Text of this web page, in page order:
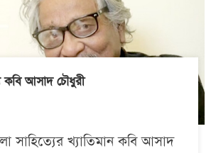
কবি আসাদ চৌধুরী
সাহিত্যের খ্যাতিমান কবি আসাদ